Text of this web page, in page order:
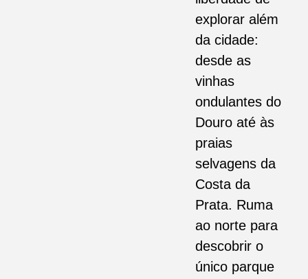
explorar além
da cidade:
desde as
vinhas
ondulantes do
Douro até às
praias
selvagens da
Costa da
Prata. Ruma
ao norte para
descobrir o
único parque